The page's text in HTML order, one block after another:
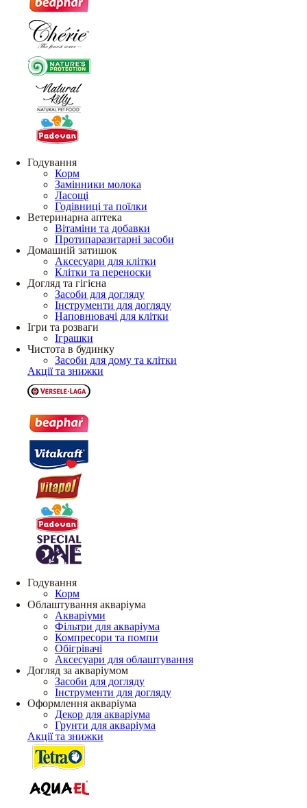
Годування
Корм
Замінники молока
Ласощі
Годівниці та поїлки
Ветеринарна аптека
Вітаміни та добавки
Протипаразитарні засоби
Домашній затишок
Аксесуари для клітки
Клітки та переноски
Догляд та гігієна
Засоби для догляду
Інструменти для догляду
Наповнювачі для клітки
Ігри та розваги
Іграшки
Чистота в будинку
Засоби для дому та клітки
Акції та знижки
Годування
Корм
Облаштування акваріума
Акваріуми
Фільтри для акваріума
Компресори та помпи
Обігрівачі
Аксесуари для облаштування
Догляд за акваріумом
Засоби для догляду
Інструменти для догляду
Оформлення акваріума
Декор для акваріума
Грунти для акваріума
Акції та знижки